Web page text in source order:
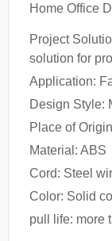
Home Office
Project
solution for
Application:
Design Style:
Place of
Material: ABS
Cord: Steel
Color: Solid
pull life: more